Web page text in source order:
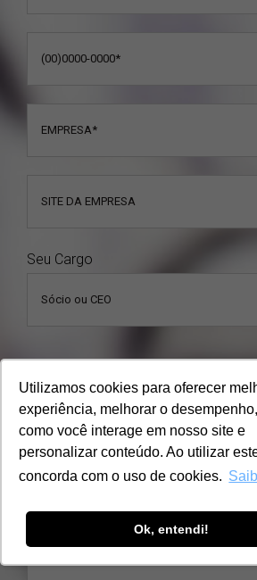
Utilizamos cookies para oferecer
experiência, melhorar o
como você interage em nosso site e
personalizar conteúdo. Ao utilizar
concorda com o uso de cookies.
Ok, entendi!
Seu Cargo
Assunto